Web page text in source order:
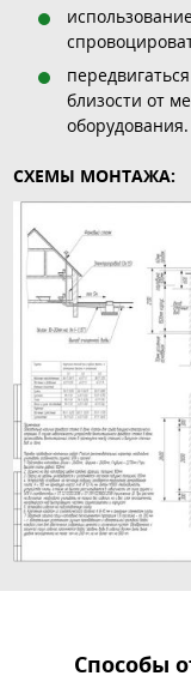
близости от
оборудования.
СХЕМЫ МОНТАЖА:
Способы